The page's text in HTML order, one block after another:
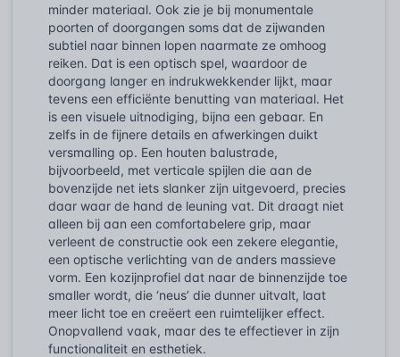
minder materiaal. Ook zie je bij monumentale
poorten of doorgangen soms dat de zijwanden
subtiel naar binnen lopen naarmate ze omhoog
reiken. Dat is een optisch spel, waardoor de
doorgang langer en indrukwekkender lijkt, maar
tevens een efficiënte benutting van materiaal. Het
is een visuele uitnodiging, bijna een gebaar. En
zelfs in de fijnere details en afwerkingen duikt
versmalling op. Een houten balustrade,
bijvoorbeeld, met verticale spijlen die aan de
bovenzijde net iets slanker zijn uitgevoerd, precies
daar waar de hand de leuning vat. Dit draagt niet
alleen bij aan een comfortabelere grip, maar
verleent de constructie ook een zekere elegantie,
een optische verlichting van de anders massieve
vorm. Een kozijnprofiel dat naar de binnenzijde toe
smaller wordt, die ‘neus’ die dunner uitvalt, laat
meer licht toe en creëert een ruimtelijker effect.
Onopvallend vaak, maar des te effectiever in zijn
functionaliteit en esthetiek.